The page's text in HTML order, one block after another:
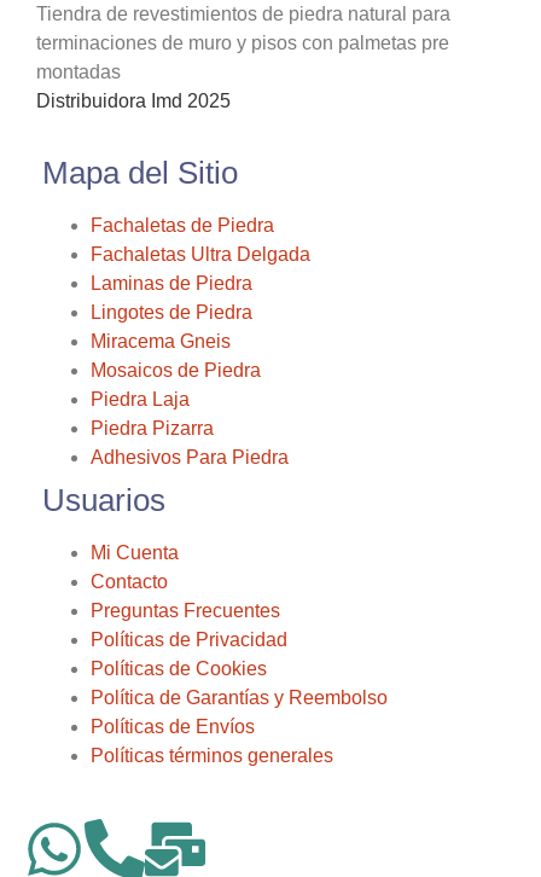
Tiendra de revestimientos de piedra natural para
terminaciones de muro y pisos con palmetas pre
montadas
Distribuidora Imd 2025
Mapa del Sitio
Fachaletas de Piedra
Fachaletas Ultra Delgada
Laminas de Piedra
Lingotes de Piedra
Miracema Gneis
Mosaicos de Piedra
Piedra Laja
Piedra Pizarra
Adhesivos Para Piedra
Usuarios
Mi Cuenta
Contacto
Preguntas Frecuentes
Políticas de Privacidad
Políticas de Cookies
Política de Garantías y Reembolso
Políticas de Envíos
Políticas términos generales